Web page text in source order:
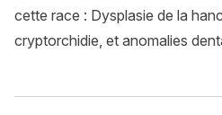
cette race : Dysplasie de la
cryptorchidie, et anomalies